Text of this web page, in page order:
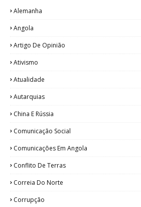
Alemanha
Angola
Artigo De Opinião
Ativismo
Atualidade
Autarquias
China E Rússia
Comunicação Social
Comunicações Em Angola
Conflito De Terras
Correia Do Norte
Corrupção